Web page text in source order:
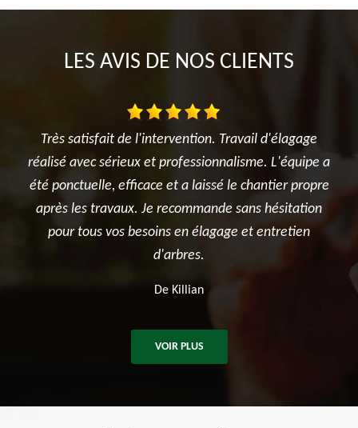
LES AVIS DE NOS CLIENTS
d'élagage
L'équipe a
chantier propre
sans hésitation
et entretien
Je suis ravi des travaux réalisés dans mon
l'élagage du cerisier, l'entretien des
et surtout le terrassement et la création
potager. Je recommande
entreprise.
VOIR PLUS